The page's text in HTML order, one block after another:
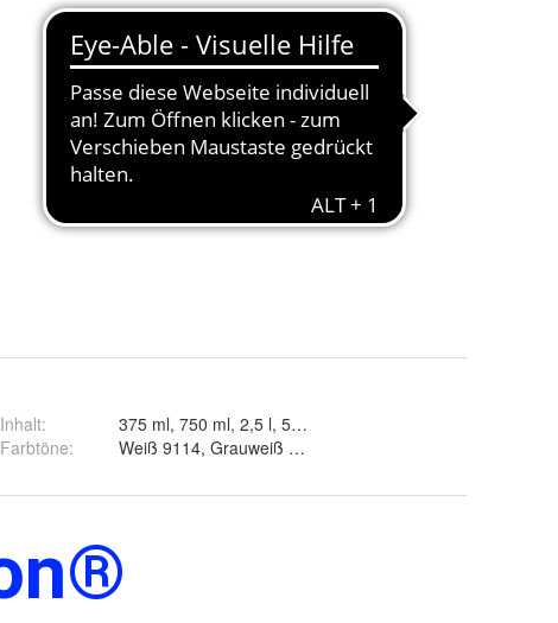
Inhalt:
Farbtöne: Weiß 9114, Grauweiß 9002, Anthrazitgrau 7016,